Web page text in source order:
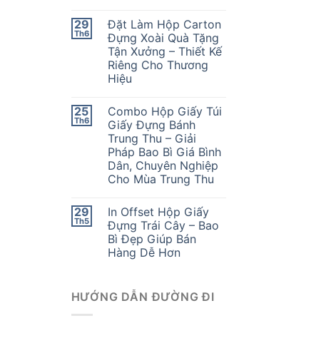
29
Th6
Đặt Làm Hộp Carton
Đựng Xoài Quà Tặng
Tận Xưởng – Thiết Kế
Riêng Cho Thương
Hiệu
25
Th6
Combo Hộp Giấy Túi
Giấy Đựng Bánh
Trung Thu – Giải
Pháp Bao Bì Giá Bình
Dân, Chuyên Nghiệp
Cho Mùa Trung Thu
29
Th5
In Offset Hộp Giấy
Đựng Trái Cây – Bao
Bì Đẹp Giúp Bán
Hàng Dễ Hơn
HƯỚNG DẪN ĐƯỜNG ĐI